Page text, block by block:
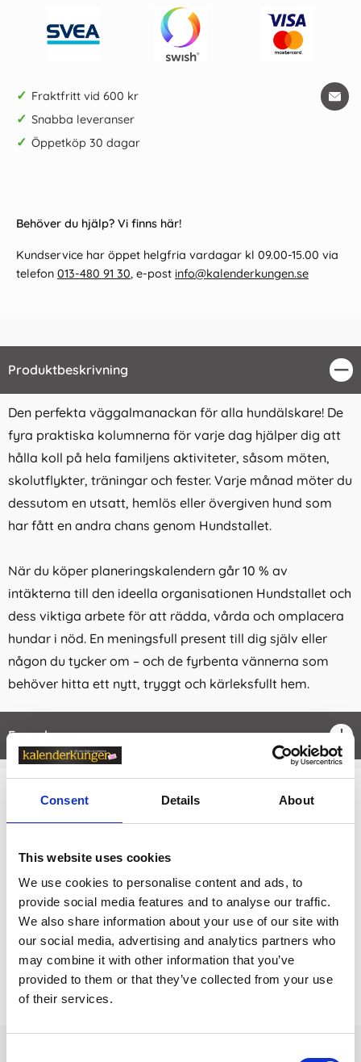
Consent Details About
This website uses cookies
We use cookies to personalise content and ads, to
provide social media features and to analyse our traffic.
We also share information about your use of our site with
our social media, advertising and analytics partners who
may combine it with other information that you’ve
provided to them or that they’ve collected from your use
of their services.
✓ Fraktfritt vid 600 kr
✓ Snabba leveranser
✓ Öppetköp 30 dagar
Behöver du hjälp? Vi finns här!
Kundservice har öppet helgfria vardagar kl 09.00-15.00 via
telefon 013-480 91 30, e-post info@kalenderkungen.se
Produktbeskrivning
Den perfekta väggalmanackan för alla hundälskare! De
fyra praktiska kolumnerna för varje dag hjälper dig att
hålla koll på hela familjens aktiviteter, såsom möten,
skolutflykter, träningar och fester. Varje månad möter du
dessutom en utsatt, hemlös eller övergiven hund som
har fått en andra chans genom Hundstallet.
När du köper planeringskalendern går 10 % av
intäkterna till den ideella organisationen Hundstallet och
dess viktiga arbete för att rädda, vårda och omplacera
hundar i nöd. En meningsfull present till dig själv eller
någon du tycker om – och de fyrbenta vännerna som
behöver hitta ett nytt, tryggt och kärleksfullt hem.
Egenskaper
Relaterade kategorier
amiljekalender
Kalendrar & almanackor för 2027
Kalendrar & almanackor för 2027 /Väggkalender
Prishistorik
Lägsta pris senaste 30 dagarna är 169 kr (2026-08-09)